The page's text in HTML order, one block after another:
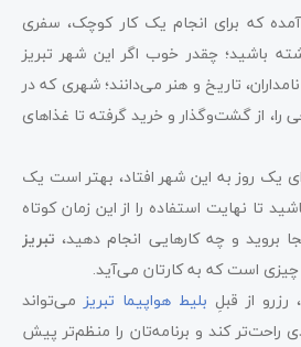
که برای انجام یک کار کوچک، سفری
باشید؛ چقدر خوب اگر این شهر تبریز
تاریخ و هنر می‌دانند؛ شهری که در
را، از گشت‌وگذار و خرید گرفته تا غذاهای
یک روز به این شهر افتاد، بهتر است یک
تا نهایت استفاده را از این زمان کوتاه
بروید و چه کارهایی انجام دهید، تبریز
است که به کارتان می‌آید.
از قبلِ بلیط هواپیما تبریزمی‌تواند
راحت‌تر کند و برنامه‌تان را منظم‌تر پیش